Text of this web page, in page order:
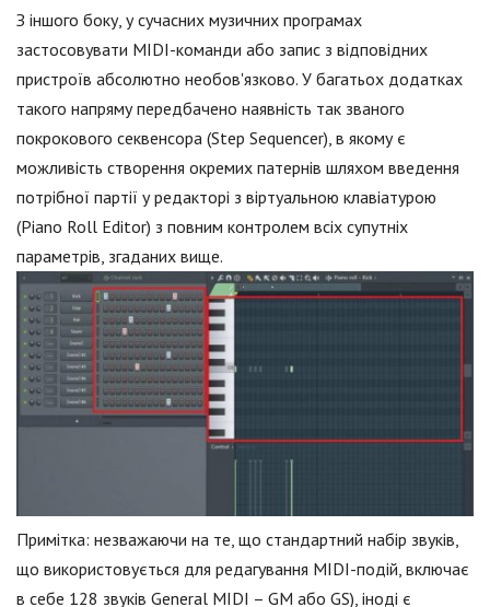
З іншого боку, у сучасних музичних програмах
застосовувати MIDI-команди або запис з відповідних
пристроїв абсолютно необов'язково. У багатьох додатках
такого напряму передбачено наявність так званого
покрокового секвенсора (Step Sequencer), в якому є
можливість створення окремих патернів шляхом введення
потрібної партії у редакторі з віртуальною клавіатурою
(Piano Roll Editor) з повним контролем всіх супутніх
параметрів, згаданих вище.
Примітка: незважаючи на те, що стандартний набір звуків,
що використовується для редагування MIDI-подій, включає
в себе 128 звуків General MIDI – GM або GS), іноді є